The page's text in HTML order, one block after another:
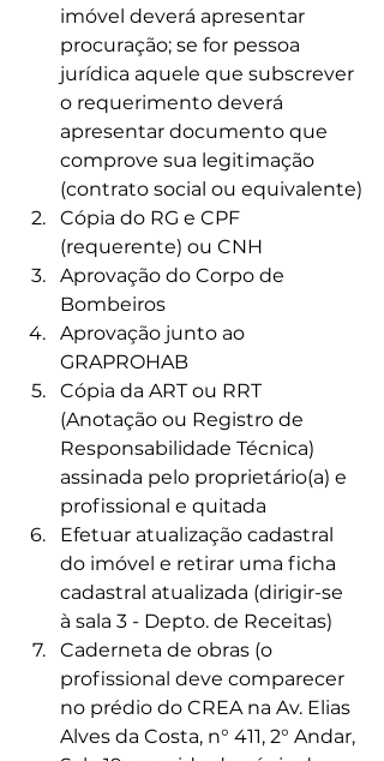
imóvel deverá apresentar
procuração; se for pessoa
jurídica aquele que subscrever
o requerimento deverá
apresentar documento que
comprove sua legitimação
(contrato social ou equivalente)
Cópia do RG e CPF
(requerente) ou CNH
Aprovação do Corpo de
Bombeiros
Aprovação junto ao
GRAPROHAB
Cópia da ART ou RRT
(Anotação ou Registro de
Responsabilidade Técnica)
assinada pelo proprietário(a) e
profissional e quitada
Efetuar atualização cadastral
do imóvel e retirar uma ficha
cadastral atualizada (dirigir-se
à sala 3 - Depto. de Receitas)
Caderneta de obras (o
profissional deve comparecer
no prédio do CREA na Av. Elias
Alves da Costa, n° 411, 2° Andar,